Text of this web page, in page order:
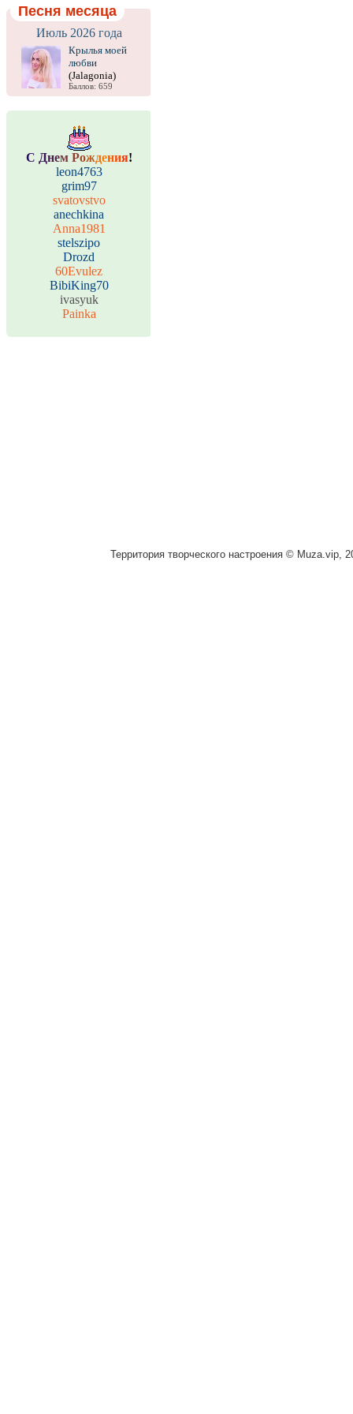
Песня месяца
Июль 2026 года
Крылья моей
любви
(Jalagonia)
Баллов: 659
С Днем Рождения!
leon4763
grim97
svatovstvo
anechkina
Anna1981
stelszipo
Drozd
60Evulez
BibiKing70
ivasyuk
Painka
Территория творческого настроения © Muza.vip,